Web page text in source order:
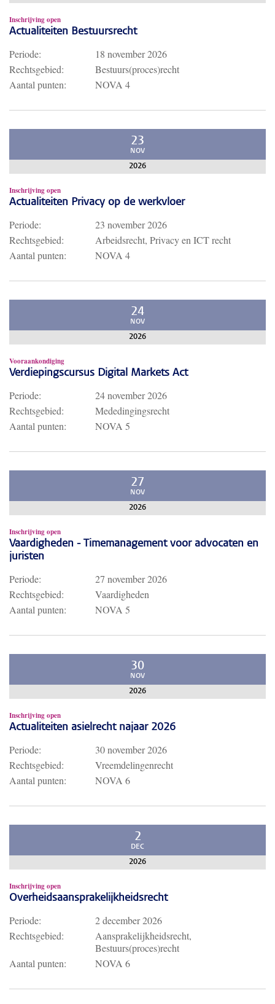
Inschrijving open
Actualiteiten Bestuursrecht
Periode:
18 november 2026
Rechtsgebied:
Bestuurs(proces)recht
Aantal punten:
NOVA 4
23
NOV
2026
Inschrijving open
Actualiteiten Privacy op de werkvloer
Periode:
23 november 2026
Rechtsgebied:
Arbeidsrecht, Privacy en ICT recht
Aantal punten:
NOVA 4
24
NOV
2026
Vooraankondiging
Verdiepingscursus Digital Markets Act
Periode:
24 november 2026
Rechtsgebied:
Mededingingsrecht
Aantal punten:
NOVA 5
27
NOV
2026
Inschrijving open
Vaardigheden - Timemanagement voor advocaten en
juristen
Periode:
27 november 2026
Rechtsgebied:
Vaardigheden
Aantal punten:
NOVA 5
30
NOV
2026
Inschrijving open
Actualiteiten asielrecht najaar 2026
Periode:
30 november 2026
Rechtsgebied:
Vreemdelingenrecht
Aantal punten:
NOVA 6
2
DEC
2026
Inschrijving open
Overheidsaansprakelijkheidsrecht
Periode:
2 december 2026
Rechtsgebied:
Aansprakelijkheidsrecht,
Bestuurs(proces)recht
Aantal punten:
NOVA 6